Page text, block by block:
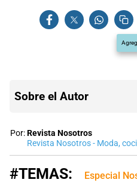
Sobre el Autor
Por:Revista Nosotros
Revista Nosotros - Moda,
#TEMAS: Especial